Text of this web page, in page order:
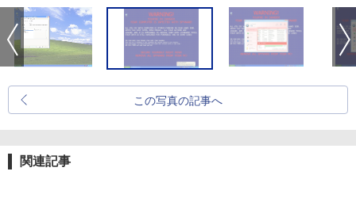
この写真の記事へ
関連記事